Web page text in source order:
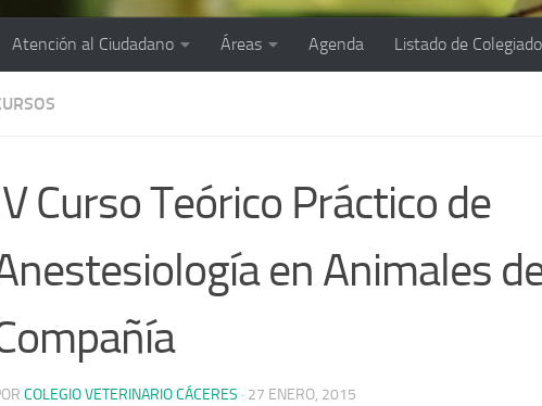
Atención al Ciudadano Áreas Agenda Listado de
Curso Teórico Práctico de
en Animales
COLEGIO VETERINARIO CÁCERES · 27 ENERO, 2015